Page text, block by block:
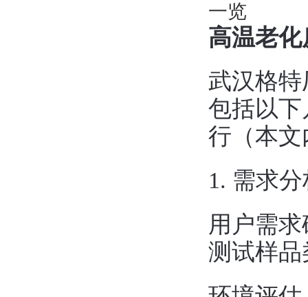
高温老
武汉格
包括以
行（本
1. ‌需求
用户需
测试样